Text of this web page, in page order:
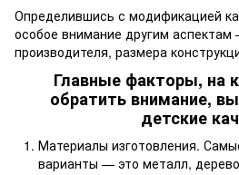
Определившись с модификацией
особое внимание другим
производителя, размера
Главные факторы, на
обратить внимание,
детские
Материалы изготовления.
варианты — это металл,